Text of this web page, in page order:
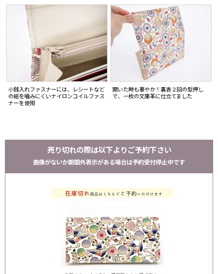
小銭入れファスナーには、レシートなど
の紙を噛みにくいナイロンコイルファス
ナーを使用
開いた時も華やか！裏表２回の型押し
で、一枚の文庫革に仕立てました
売り切れの際は以下よりご予約下さい
画像がないか期間外表示がある場合は予約受付停止中です